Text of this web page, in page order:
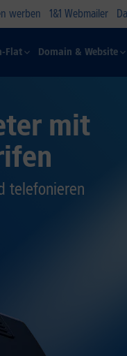
werben 1&1 Webmailer
Flat Domain & Website
mit
telefonieren